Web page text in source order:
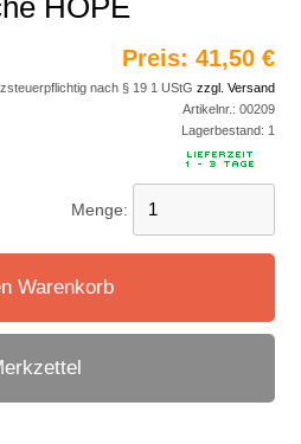
Preis: 41,50 €
nach § 19 1 UStG zzgl. Versand
Artikelnr.: 00209
Lagerbestand: 1
Menge:
Warenkorb